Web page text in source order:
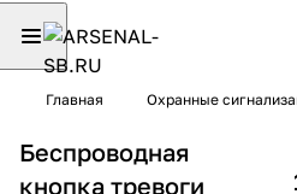
Главная Охранные
Беспроводная
кнопка тревоги